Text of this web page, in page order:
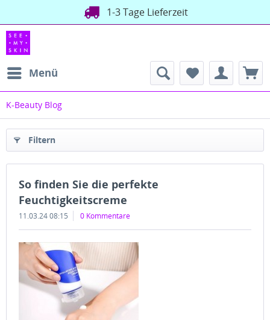
1-3 Tage Lieferzeit
Menü
K-Beauty Blog
Filtern
So finden Sie die perfekte
Feuchtigkeitscreme
11.03.24 08:15 0 Kommentare